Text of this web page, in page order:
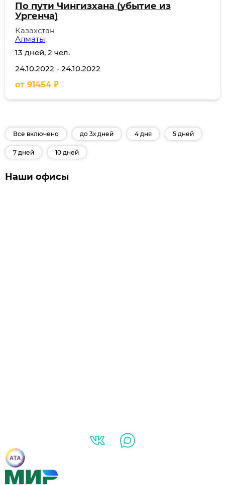
По пути Чингизхана (убытие из
Ургенча)
Казахстан
Алматы,
13 дней, 2 чел.
24.10.2022 - 24.10.2022
от 91454 ₽
Все включено до 3х дней 4 дня 5 дней
7 дней 10 дней
Наши офисы